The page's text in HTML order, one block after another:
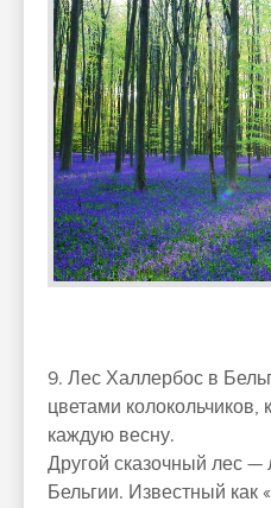
9. Лес Халлербос в
цветами
каждую весну.
Другой сказочный лес —
Бельгии. Известный как